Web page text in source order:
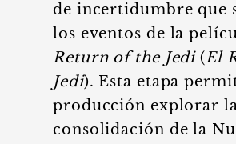
de incertidumbre que
los eventos de la
Return of the Jedi(El
Jedi). Esta etapa
producción explorar
consolidación de la